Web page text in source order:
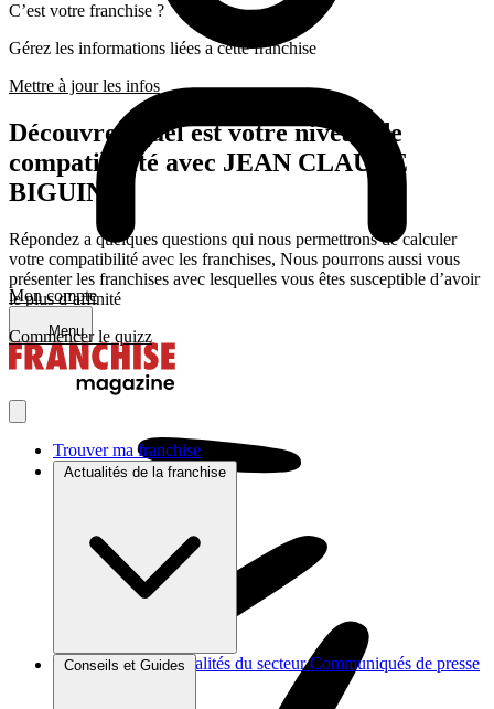
Mon compte
Menu
Trouver ma franchise
Actualités de la franchise
Brèves et actus Actualités du secteur Communiqués de presse
Conseils et Guides
C’est votre franchise ?
Gérez les informations liées a cette franchise
Mettre à jour les infos
Découvrez quel est votre niveau de
compatibilité avec JEAN CLAUDE
BIGUINE
Répondez a quelques questions qui nous permettrons de calculer
votre compatibilité avec les franchises, Nous pourrons aussi vous
présenter les franchises avec lesquelles vous êtes susceptible d’avoir
le plus d’affinité
Commencer le quizz